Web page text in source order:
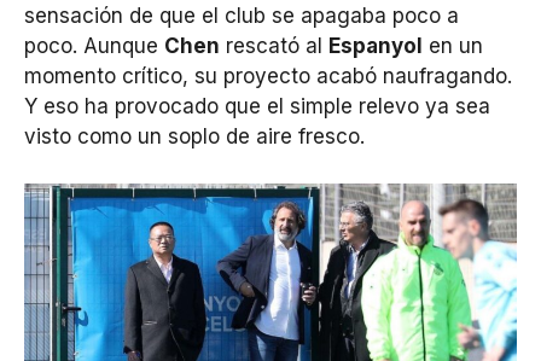
sensación de que el club se apagaba poco a
poco. Aunque Chen rescató al Espanyol en un
momento crítico, su proyecto acabó naufragando.
Y eso ha provocado que el simple relevo ya sea
visto como un soplo de aire fresco.